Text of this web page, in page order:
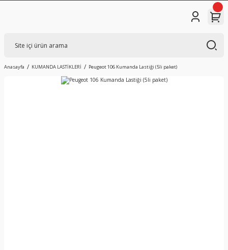
Anasayfa KUMANDA LASTİKLERİ Peugeot 106 Kumanda Lastiği (5li paket)